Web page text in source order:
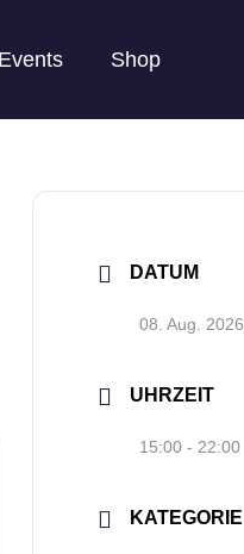
Events Shop
DATUM
08. Aug. 2026
UHRZEIT
15:00 - 22:00
KATEGORIE